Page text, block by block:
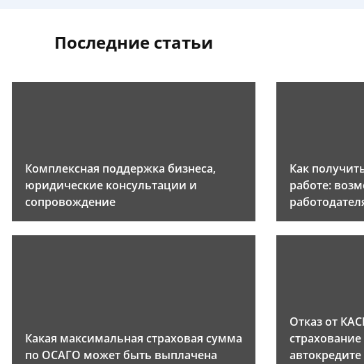
Последние статьи
Комплексная поддержка бизнеса,
юридические консультации и
сопровождение
Как
работе:
Какая максимальная страховая сумма
по ОСАГО может быть выплачена
Отказ от
автокредите